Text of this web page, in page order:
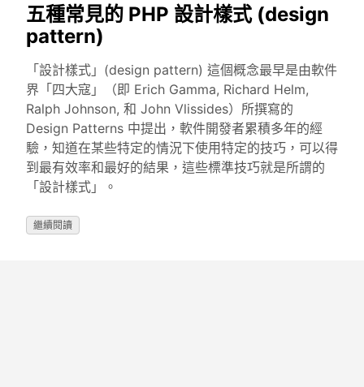
五種常見的 PHP 設計樣式 (design
pattern)
「設計樣式」(design pattern) 這個概念最早是由軟件
界「四大寇」（即 Erich Gamma, Richard Helm,
Ralph Johnson, 和 John Vlissides）所撰寫的
Design Patterns 中提出，軟件開發者累積多年的經
驗，知道在某些特定的情況下使用特定的技巧，可以得
到最有效率和最好的結果，這些標準技巧就是所謂的
「設計樣式」。
繼續閱讀